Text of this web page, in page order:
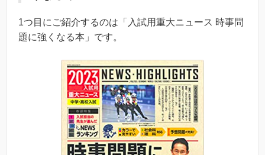
1つ目にご紹介するのは「入試用重大ニュース 時事問
題に強くなる本」です。